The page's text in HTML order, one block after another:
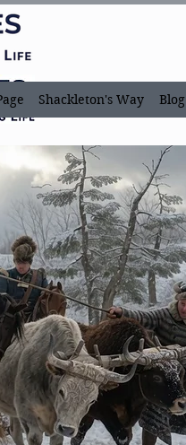
Shackleton's Way Blog